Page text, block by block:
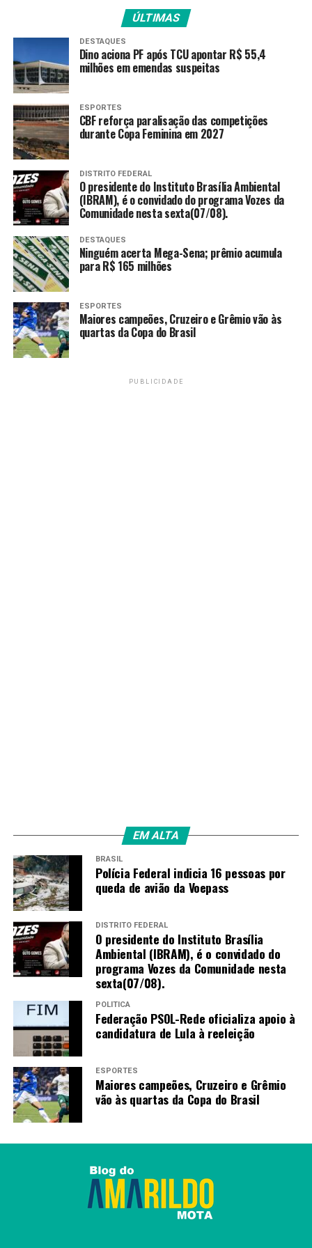
A paulista tem vantagem nos confrontos, vencendo a
rival nas quatro partidas em que se enfrentaram.
A organização do US Open ainda não divulgou os
horários dos jogos de duplas, mas a programação do dia
prevê a sequência da primeira rodada do torneio
masculino, além da segunda rodada do feminino.
Entre os homens, a parceria do mineiro Marcelo Melo
com o gaúcho Rafael Matos encara o croata Ivan Dodig e
o britânico Jamie Murray. O gaúcho Orlando Luz, que
joga ao lado do francês Albano Olivetti, estreia contra o
também francês Adrian Mannarino e o finlandês Emil
Ruusuvuori.
Nas duplas femininas, a paulista Luísa Stefani e a
húngara Tímea Babos enfrentam as norte-americanas
Já a carioca Íngrid Martins, que atua com Quinn
Gleason, dos Estados Unidos, mede forças com a
canadense Gabriela Dabrowski e a neozelandesa Erin
ÚLTIMAS
DESTAQUES
Dino aciona PF após TCU apontar R$ 55,4
milhões em emendas suspeitas
ESPORTES
CBF reforça paralisação das competições
durante Copa Feminina em 2027
DISTRITO FEDERAL
O presidente do Instituto Brasília Ambiental
(IBRAM), é o convidado do programa Vozes da
Comunidade nesta sexta(07/08).
DESTAQUES
Ninguém acerta Mega-Sena; prêmio acumula
para R$ 165 milhões
ESPORTES
Maiores campeões, Cruzeiro e Grêmio vão às
quartas da Copa do Brasil
PUBLICIDADE
EM ALTA
BRASIL
Polícia Federal indicia 16 pessoas por
queda de avião da Voepass
DISTRITO FEDERAL
O presidente do Instituto Brasília
Ambiental (IBRAM), é o convidado do
programa Vozes da Comunidade nesta
sexta(07/08).
POLÍTICA
Federação PSOL-Rede oficializa apoio à
candidatura de Lula à reeleição
ESPORTES
Maiores campeões, Cruzeiro e Grêmio
vão às quartas da Copa do Brasil